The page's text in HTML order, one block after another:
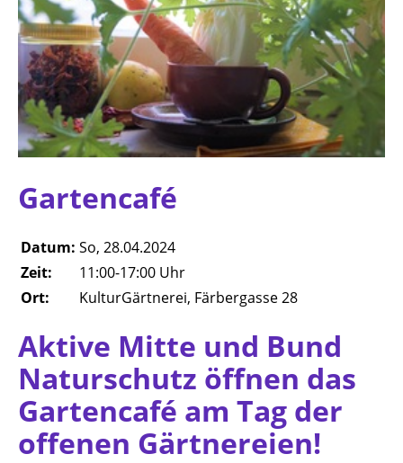
Gartencafé
Datum: So, 28.04.2024
Zeit:
11:00-17:00 Uhr
Ort:
KulturGärtnerei, Färbergasse 28
Aktive Mitte und Bund
Naturschutz öffnen das
Gartencafé am Tag der
offenen Gärtnereien!